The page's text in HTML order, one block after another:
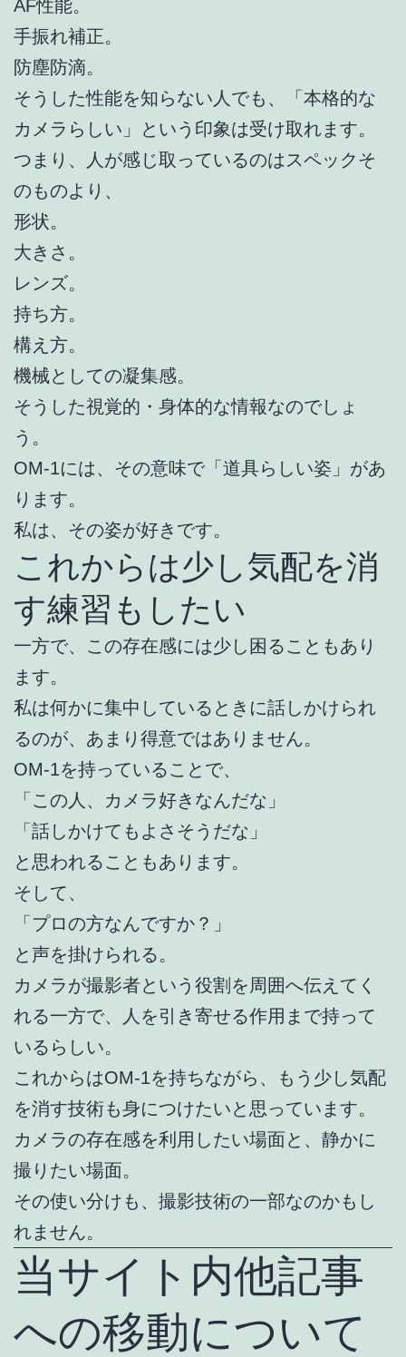
AF性能。
手振れ補正。
防塵防滴。
そうした性能を知らない人でも、「本格的な
カメラらしい」という印象は受け取れます。
つまり、人が感じ取っているのはスペックそ
のものより、
形状。
大きさ。
レンズ。
持ち方。
構え方。
機械としての凝集感。
そうした視覚的・身体的な情報なのでしょ
う。
OM-1には、その意味で「道具らしい姿」があ
ります。
私は、その姿が好きです。
これからは少し気配を消
す練習もしたい
一方で、この存在感には少し困ることもあり
ます。
私は何かに集中しているときに話しかけられ
るのが、あまり得意ではありません。
OM-1を持っていることで、
「この人、カメラ好きなんだな」
「話しかけてもよさそうだな」
と思われることもあります。
そして、
「プロの方なんですか？」
と声を掛けられる。
カメラが撮影者という役割を周囲へ伝えてく
れる一方で、人を引き寄せる作用まで持って
いるらしい。
これからはOM-1を持ちながら、もう少し気配
を消す技術も身につけたいと思っています。
カメラの存在感を利用したい場面と、静かに
撮りたい場面。
その使い分けも、撮影技術の一部なのかもし
れません。
当サイト内他記事
への移動について